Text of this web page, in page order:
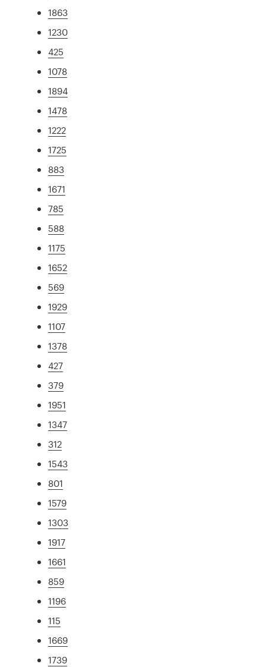
1863
1230
425
1078
1894
1478
1222
1725
883
1671
785
588
1175
1652
569
1929
1107
1378
427
379
1951
1347
312
1543
801
1579
1303
1917
1661
859
1196
115
1669
1739